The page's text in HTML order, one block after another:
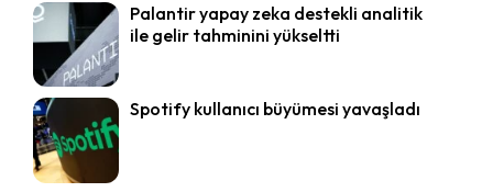
Palantir yapay zeka destekli analitik
ile gelir tahminini yükseltti
Spotify kullanıcı büyümesi yavaşladı